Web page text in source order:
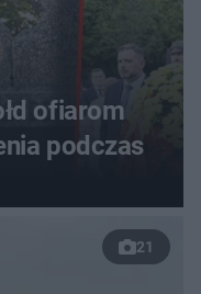
ofiarom
podczas
21